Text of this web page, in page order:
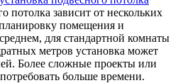
потолка зависит от нескольких
помещения и
для стандартной комнаты
метров установка может
Более сложные проекты или
больше времени.